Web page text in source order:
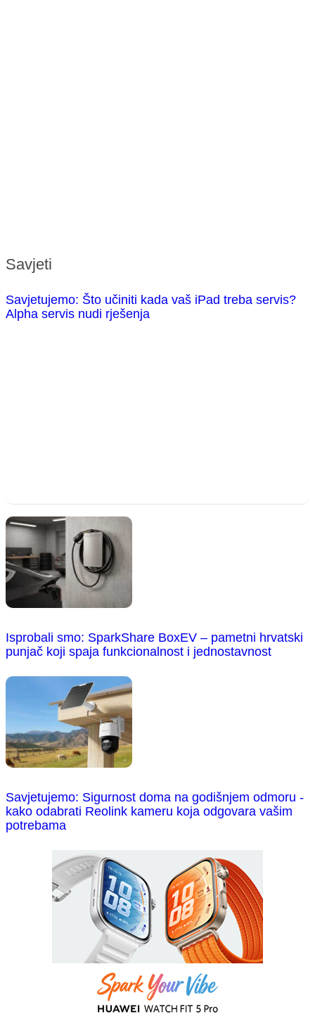
Savjeti
Savjetujemo: Što učiniti kada vaš iPad treba servis?
Alpha servis nudi rješenja
Isprobali smo: SparkShare BoxEV – pametni hrvatski
punjač koji spaja funkcionalnost i jednostavnost
Savjetujemo: Sigurnost doma na godišnjem odmoru -
kako odabrati Reolink kameru koja odgovara vašim
potrebama